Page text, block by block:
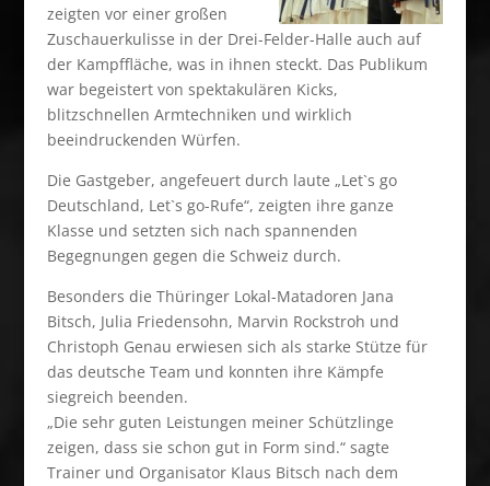
zeigten vor einer großen
Zuschauerkulisse in der Drei-Felder-Halle auch auf
der Kampffläche, was in ihnen steckt. Das Publikum
war begeistert von spektakulären Kicks,
blitzschnellen Armtechniken und wirklich
beeindruckenden Würfen.
Die Gastgeber, angefeuert durch laute „Let`s go
Deutschland, Let`s go-Rufe“, zeigten ihre ganze
Klasse und setzten sich nach spannenden
Begegnungen gegen die Schweiz durch.
Besonders die Thüringer Lokal-Matadoren Jana
Bitsch, Julia Friedensohn, Marvin Rockstroh und
Christoph Genau erwiesen sich als starke Stütze für
das deutsche Team und konnten ihre Kämpfe
siegreich beenden.
„Die sehr guten Leistungen meiner Schützlinge
zeigen, dass sie schon gut in Form sind.“ sagte
Trainer und Organisator Klaus Bitsch nach dem